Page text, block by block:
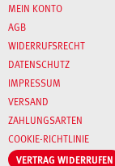
MEIN KONTO
AGB
WIDERRUFSRECHT
DATENSCHUTZ
IMPRESSUM
VERSAND
ZAHLUNGSARTEN
COOKIE-RICHTLINIE
VERTRAG WIDERRUFEN